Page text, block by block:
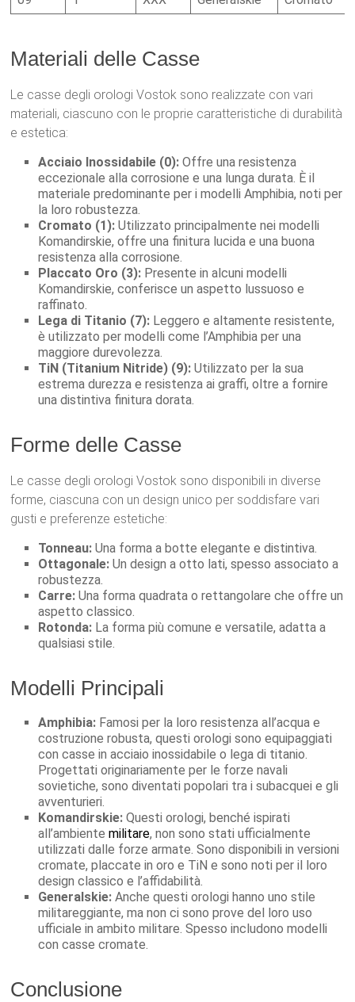
Materiali delle Casse
Le casse degli orologi Vostok sono realizzate con vari
materiali, ciascuno con le proprie caratteristiche di durabilità
e estetica:
Acciaio Inossidabile (0): Offre una resistenza
eccezionale alla corrosione e una lunga durata. È il
materiale predominante per i modelli Amphibia, noti per
la loro robustezza.
Cromato (1): Utilizzato principalmente nei modelli
Komandirskie, offre una finitura lucida e una buona
resistenza alla corrosione.
Placcato Oro (3): Presente in alcuni modelli
Komandirskie, conferisce un aspetto lussuoso e
raffinato.
Lega di Titanio (7): Leggero e altamente resistente,
è utilizzato per modelli come l’Amphibia per una
maggiore durevolezza.
TiN (Titanium Nitride) (9): Utilizzato per la sua
estrema durezza e resistenza ai graffi, oltre a fornire
una distintiva finitura dorata.
Forme delle Casse
Le casse degli orologi Vostok sono disponibili in diverse
forme, ciascuna con un design unico per soddisfare vari
gusti e preferenze estetiche:
Tonneau: Una forma a botte elegante e distintiva.
Ottagonale: Un design a otto lati, spesso associato a
robustezza.
Carre: Una forma quadrata o rettangolare che offre un
aspetto classico.
Rotonda: La forma più comune e versatile, adatta a
qualsiasi stile.
Modelli Principali
Amphibia: Famosi per la loro resistenza all’acqua e
costruzione robusta, questi orologi sono equipaggiati
con casse in acciaio inossidabile o lega di titanio.
Progettati originariamente per le forze navali
sovietiche, sono diventati popolari tra i subacquei e gli
avventurieri.
Komandirskie: Questi orologi, benché ispirati
all’ambientemilitare, non sono stati ufficialmente
utilizzati dalle forze armate. Sono disponibili in versioni
cromate, placcate in oro e TiN e sono noti per il loro
design classico e l’affidabilità.
Generalskie: Anche questi orologi hanno uno stile
militareggiante, ma non ci sono prove del loro uso
ufficiale in ambito militare. Spesso includono modelli
con casse cromate.
Conclusione